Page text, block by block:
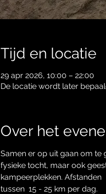
Tijd en locatie
29 apr 2026, 10:00 – 22:00
De locatie wordt later
Over het
Samen er op uit gaan om te
fysieke tocht, maar ook
kampeerplekken. Afstanden
tussen  15 - 25 km per dag.